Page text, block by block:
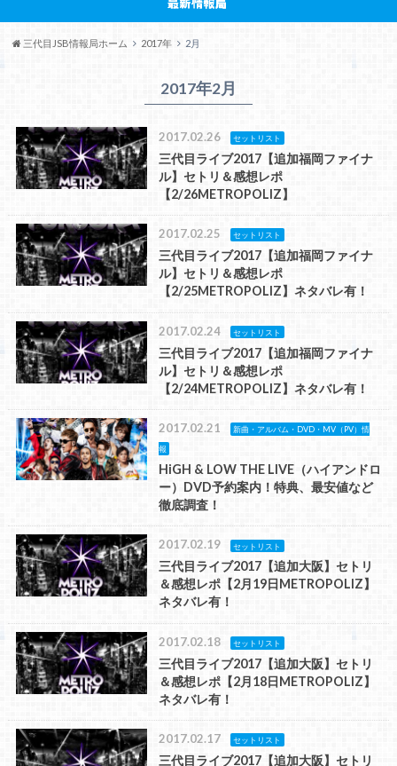
三代目JSB情報局ホーム 2017年 2月
2017年2月
2017.02.26 セットリスト
三代目ライブ2017【追加福岡ファイナ
ル】セトリ＆感想レポ
【2/26METROPOLIZ】
2017.02.25 セットリスト
三代目ライブ2017【追加福岡ファイナ
ル】セトリ＆感想レポ
【2/25METROPOLIZ】ネタバレ有！
2017.02.24 セットリスト
三代目ライブ2017【追加福岡ファイナ
ル】セトリ＆感想レポ
【2/24METROPOLIZ】ネタバレ有！
2017.02.21
新曲・アルバム・DVD・MV（PV）情
報
HiGH & LOW THE LIVE（ハイアンドロ
ー）DVD予約案内！特典、最安値など
徹底調査！
2017.02.19 セットリスト
三代目ライブ2017【追加大阪】セトリ
＆感想レポ【2月19日METROPOLIZ】
ネタバレ有！
2017.02.18 セットリスト
三代目ライブ2017【追加大阪】セトリ
＆感想レポ【2月18日METROPOLIZ】
ネタバレ有！
2017.02.17 セットリスト
三代目ライブ2017【追加大阪】セトリ